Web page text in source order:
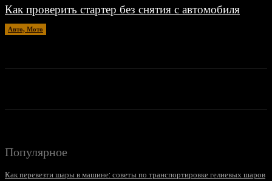
Как проверить стартер без снятия с автомобиля
Авто, Мото
Популярное
Как перевезти шары в машине: советы по транспортировке гелиевых шаров